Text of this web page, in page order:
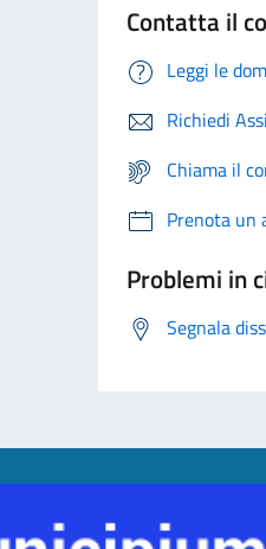
Contatta il
Leggi le
Richiedi
Chiama il
Prenota un
Problemi in
Segnala